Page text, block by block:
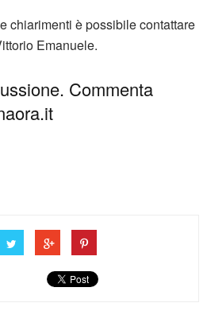
chiarimenti è possibile contattare
Emanuele.
Commenta